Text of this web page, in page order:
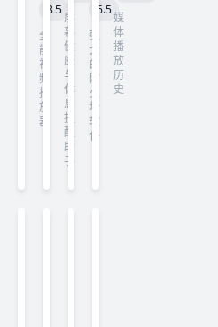
8.5
全
能
视
频
播
放
器
屏
幕
健
康
与
休
息
提
醒
助
手
6.5
强
大
的
防
火
墙
软
件
媒
体
播
放
历
史